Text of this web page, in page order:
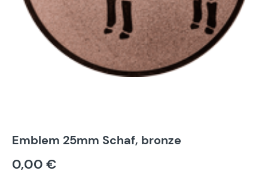
Emblem 25mm Schaf, bronze
0,00 €